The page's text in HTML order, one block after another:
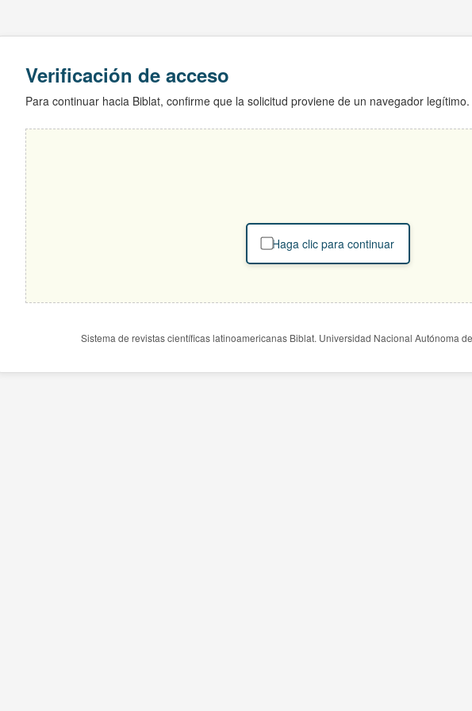
Verificación de acceso
Para continuar hacia Biblat, confirme que la solicitud proviene de un navegador legítimo.
Haga clic para continuar
Sistema de revistas científicas latinoamericanas Biblat. Universidad Nacional Autónoma